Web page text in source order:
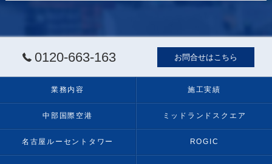
0120-663-163 お問合せはこちら
業務内容 施工実績
中部国際空港 ミッドランドスクエア
名古屋ルーセントタワー ROGIC